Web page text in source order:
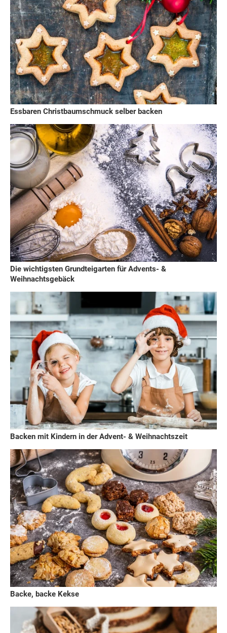
Essbaren Christbaumschmuck selber backen
Die wichtigsten Grundteigarten für Advents- &
Weihnachtsgebäck
Backen mit Kindern in der Advent- & Weihnachtszeit
Backe, backe Kekse